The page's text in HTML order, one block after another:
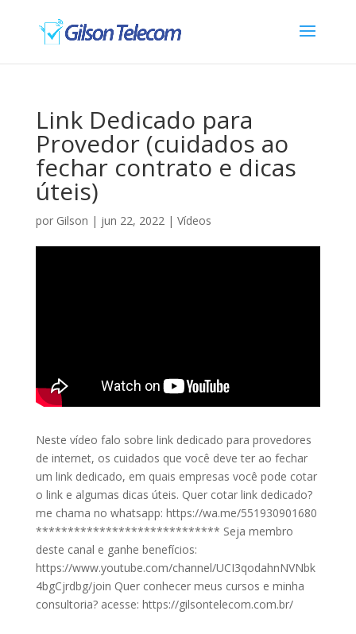
Link Dedicado para
Provedor (cuidados ao
fechar contrato e dicas
úteis)
por Gilson | jun 22, 2022| Vídeos
Neste vídeo falo sobre link dedicado para provedores
de internet, os cuidados que você deve ter ao fechar
um link dedicado, em quais empresas você pode cotar
o link e algumas dicas úteis. Quer cotar link dedicado?
me chama no whatsapp: https://wa.me/551930901680
***************************** Seja membro
deste canal e ganhe benefícios:
https://www.youtube.com/channel/UCI3qodahnNVNbk
4bgCjrdbg/join Quer conhecer meus cursos e minha
consultoria? acesse: https://gilsontelecom.com.br/